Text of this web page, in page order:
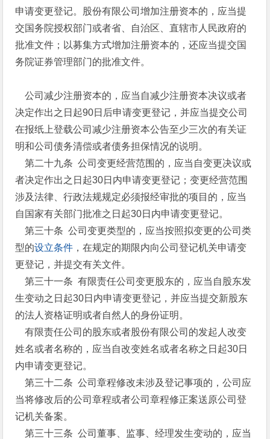
申请变更登记。股份有限公司增加注册资本的，应当提
交国务院授权部门或者省、自治区、直辖市人民政府的
批准文件；以募集方式增加注册资本的，还应当提交国
务院证券管理部门的批准文件。
公司减少注册资本的，应当自减少注册资本决议或者
决定作出之日起90日后申请变更登记，并应当提交公司
在报纸上登载公司减少注册资本公告至少三次的有关证
明和公司债务清偿或者债务担保情况的说明。
第二十九条 公司变更经营范围的，应当自变更决议或
者决定作出之日起30日内申请变更登记；变更经营范围
涉及法律、行政法规规定必须报经审批的项目的，应当
自国家有关部门批准之日起30日内申请变更登记。
第三十条 公司变更类型的，应当按照拟变更的公司类
型的设立条件 ，在规定的期限内向公司登记机关申请变
更登记，并提交有关文件。
第三十一条 有限责任公司变更股东的，应当自股东发
生变动之日起30日内申请变更登记，并应当提交新股东
的法人资格证明或者自然人的身份证明。
有限责任公司的股东或者股份有限公司的发起人改变
姓名或者名称的，应当自改变姓名或者名称之日起30日
内申请变更登记。
第三十二条 公司章程修改未涉及登记事项的，公司应
当将修改后的公司章程或者公司章程修正案送原公司登
记机关备案。
第三十三条 公司董事、监事、经理发生变动的，应当